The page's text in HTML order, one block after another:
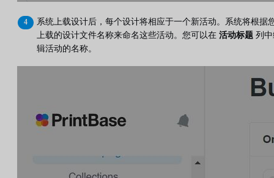
系统上载设计后，每个设计将相应于一个新活动。系统将根据
上载的设计文件名称来命名这些活动。您可以在 活动标题 列
辑活动的名称。